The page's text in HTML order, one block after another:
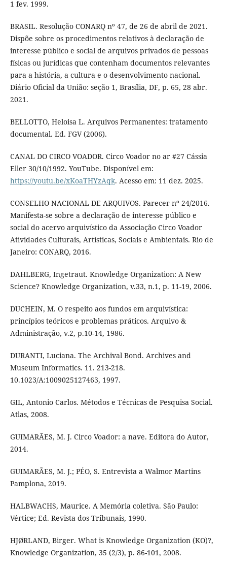
1 fev. 1999.
BRASIL. Resolução CONARQ nº 47, de 26 de abril de 2021.
Dispõe sobre os procedimentos relativos à declaração de
interesse público e social de arquivos privados de pessoas
físicas ou jurídicas que contenham documentos relevantes
para a história, a cultura e o desenvolvimento nacional.
Diário Oficial da União: seção 1, Brasília, DF, p. 65, 28 abr.
2021.
BELLOTTO, Heloisa L. Arquivos Permanentes: tratamento
documental. Ed. FGV (2006).
CANAL DO CIRCO VOADOR. Circo Voador no ar #27 Cássia
Eller 30/10/1992. YouTube. Disponível em:
https://youtu.be/xKoaTHYzAqk. Acesso em: 11 dez. 2025.
CONSELHO NACIONAL DE ARQUIVOS. Parecer nº 24/2016.
Manifesta-se sobre a declaração de interesse público e
social do acervo arquivístico da Associação Circo Voador
Atividades Culturais, Artísticas, Sociais e Ambientais. Rio de
Janeiro: CONARQ, 2016.
DAHLBERG, Ingetraut. Knowledge Organization: A New
Science? Knowledge Organization, v.33, n.1, p. 11-19, 2006.
DUCHEIN, M. O respeito aos fundos em arquivística:
princípios teóricos e problemas práticos. Arquivo &
Administração, v.2, p.10-14, 1986.
DURANTI, Luciana. The Archival Bond. Archives and
Museum Informatics. 11. 213-218.
10.1023/A:1009025127463, 1997.
GIL, Antonio Carlos. Métodos e Técnicas de Pesquisa Social.
Atlas, 2008.
GUIMARÃES, M. J. Circo Voador: a nave. Editora do Autor,
2014.
GUIMARÃES, M. J.; PÉO, S. Entrevista a Walmor Martins
Pamplona, 2019.
HALBWACHS, Maurice. A Memória coletiva. São Paulo:
Vértice; Ed. Revista dos Tribunais, 1990.
HJØRLAND, Birger. What is Knowledge Organization (KO)?,
Knowledge Organization, 35 (2/3), p. 86-101, 2008.